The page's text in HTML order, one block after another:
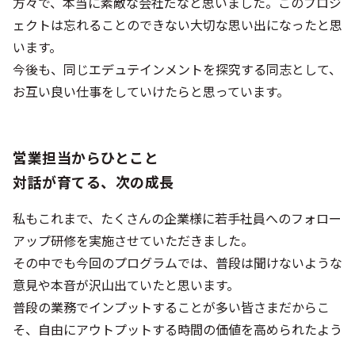
ェクトは忘れることのできない大切な思い出になったと思
います。
今後も、同じエデュテインメントを探究する同志として、
お互い良い仕事をしていけたらと思っています。
営業担当からひとこと
対話が育てる、次の成長
私もこれまで、たくさんの企業様に若手社員へのフォロー
アップ研修を実施させていただきました。
その中でも今回のプログラムでは、普段は聞けないような
意見や本音が沢山出ていたと思います。
普段の業務でインプットすることが多い皆さまだからこ
そ、自由にアウトプットする時間の価値を高められたよう